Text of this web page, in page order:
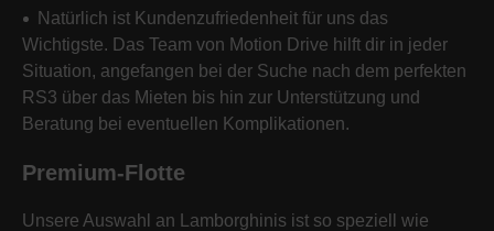
Natürlich ist Kundenzufriedenheit für uns das
Wichtigste. Das Team von Motion Drive hilft dir in jeder
Situation, angefangen bei der Suche nach dem perfekten
RS3 über das Mieten bis hin zur Unterstützung und
Beratung bei eventuellen Komplikationen.
Premium-Flotte
Unsere Auswahl an Lamborghinis ist so speziell wie